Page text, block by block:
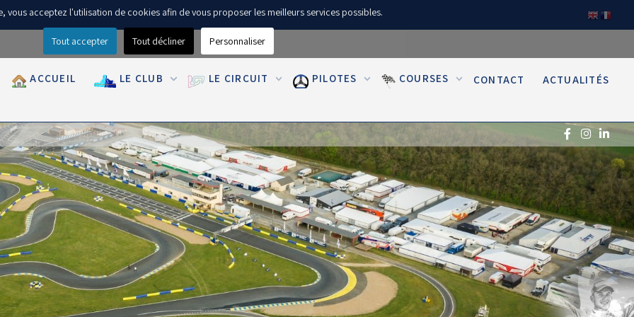
ACCUEIL LE CLUB LE CIRCUIT PILOTES COURSES CONTACT ACTUALITÉS
(Réservé aux licenciés d'Angerville)
Droit de piste annuel autre
vous acceptez l'utilisation de cookies afin de vous proposer les meilleurs services possibles.
Tout accepter Tout décliner Personnaliser